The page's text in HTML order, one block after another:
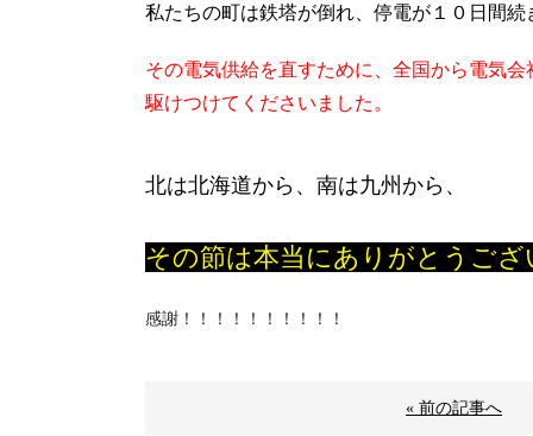
私たちの町は鉄塔が倒れ、停電が１０日間続
その電気供給を直すために、全国から電気会
駆けつけてくださいました。
北は北海道から、南は九州から、
その節は本当にありがとうご
感謝！！！！！！！！！！
« 前の記事へ